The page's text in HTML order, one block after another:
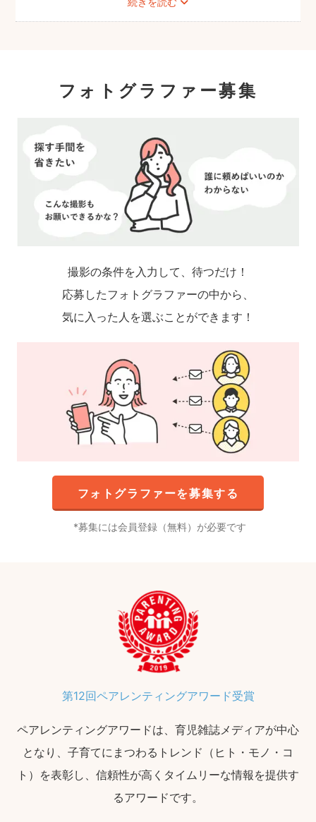
を撮影できます。
こども・家族撮影に長けたプロカメラマンの
フォトグラファー募集
撮影の条件を入力して、待つだけ！
応募したフォトグラファーの中から、
気に入った人を選ぶことができます！
フォトグラファーを募集する
募集には会員登録（無料）が必要です
第12回ペアレンティングアワード受賞
ペアレンティングアワードは、育児雑誌メディアが中心
となり、子育てにまつわるトレンド（ヒト・モノ・コ
ト）を表彰し、信頼性が高くタイムリーな情報を提供す
るアワードです。